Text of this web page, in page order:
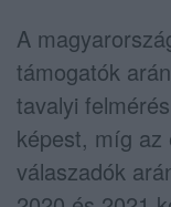
A
támogatók
tavalyi
képest, míg az
válaszadók